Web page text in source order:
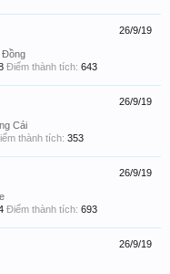
26/9/19
Đồng
Điểm thành tích: 643
26/9/19
Cái
thành tích: 353
26/9/19
Điểm thành tích: 693
26/9/19